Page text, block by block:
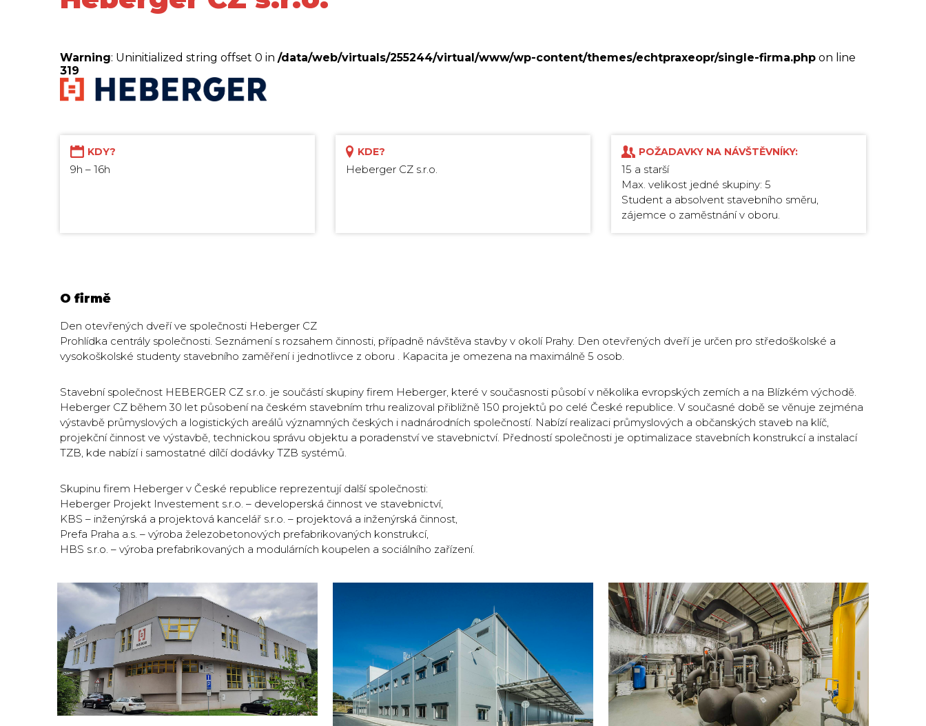
Warning: Uninitialized string offset 0 in /data/web/virtuals/255244/virtual/www/wp-content/themes/echtpraxeopr/single-firma.php on line
319
KDY?
9h – 16h
KDE?
Heberger CZ s.r.o.
POŽADAVKY NA NÁVŠTĚVNÍKY:
15 a starší
Max. velikost jedné skupiny: 5
Student a absolvent stavebního směru,
zájemce o zaměstnání v oboru.
O firmě
Den otevřených dveří ve společnosti Heberger CZ
Prohlídka centrály společnosti. Seznámení s rozsahem činnosti, případně návštěva stavby v okolí Prahy. Den otevřených dveří je určen pro středoškolské a
vysokoškolské studenty stavebního zaměření i jednotlivce z oboru . Kapacita je omezena na maximálně 5 osob.
Stavební společnost HEBERGER CZ s.r.o. je součástí skupiny firem Heberger, které v současnosti působí v několika evropských zemích a na Blízkém východě.
Heberger CZ během 30 let působení na českém stavebním trhu realizoval přibližně 150 projektů po celé České republice. V současné době se věnuje zejména
výstavbě průmyslových a logistických areálů významných českých i nadnárodních společností. Nabízí realizaci průmyslových a občanských staveb na klíč,
projekční činnost ve výstavbě, technickou správu objektu a poradenství ve stavebnictví. Předností společnosti je optimalizace stavebních konstrukcí a instalací
TZB, kde nabízí i samostatné dílčí dodávky TZB systémů.
Skupinu firem Heberger v České republice reprezentují další společnosti:
Heberger Projekt Investement s.r.o. – developerská činnost ve stavebnictví,
KBS – inženýrská a projektová kancelář s.r.o. – projektová a inženýrská činnost,
Prefa Praha a.s. – výroba železobetonových prefabrikovaných konstrukcí,
HBS s.r.o. – výroba prefabrikovaných a modulárních koupelen a sociálního zařízení.